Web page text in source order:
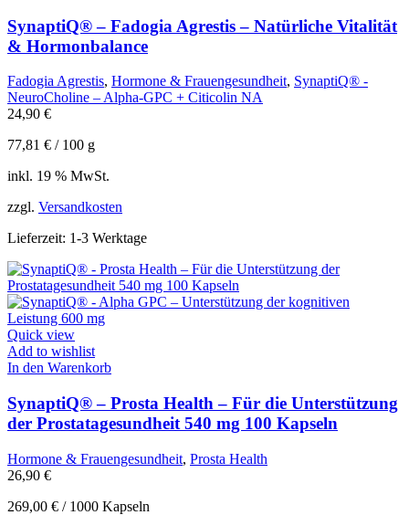
SynaptiQ® – Fadogia Agrestis – Natürliche Vitalität
& Hormonbalance
Fadogia Agrestis, Hormone & Frauengesundheit, SynaptiQ® -
NeuroCholine – Alpha-GPC + Citicolin NA
24,90 €
77,81 € / 100 g
inkl. 19 % MwSt.
zzgl. Versandkosten
Lieferzeit: 1-3 Werktage
Quick view
Add to wishlist
In den Warenkorb
SynaptiQ® – Prosta Health – Für die Unterstützung
der Prostatagesundheit 540 mg 100 Kapseln
Hormone & Frauengesundheit, Prosta Health
26,90 €
269,00 € / 1000 Kapseln